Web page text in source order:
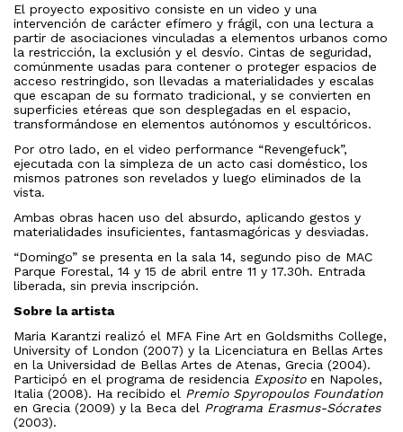
El proyecto expositivo consiste en un video y una
intervención de carácter efímero y frágil, con una lectura a
partir de asociaciones vinculadas a elementos urbanos como
la restricción, la exclusión y el desvío. Cintas de seguridad,
comúnmente usadas para contener o proteger espacios de
acceso restringido, son llevadas a materialidades y escalas
que escapan de su formato tradicional, y se convierten en
superficies etéreas que son desplegadas en el espacio,
transformándose en elementos autónomos y escultóricos.
Por otro lado, en el video performance “Revengefuck”,
ejecutada con la simpleza de un acto casi doméstico, los
mismos patrones son revelados y luego eliminados de la
vista.
Ambas obras hacen uso del absurdo, aplicando gestos y
materialidades insuficientes, fantasmagóricas y desviadas.
“Domingo” se presenta en la sala 14, segundo piso de MAC
Parque Forestal, 14 y 15 de abril entre 11 y 17.30h. Entrada
liberada, sin previa inscripción.
Sobre la artista
Maria Karantzi realizó el MFA Fine Art en Goldsmiths College,
University of London (2007) y la Licenciatura en Bellas Artes
en la Universidad de Bellas Artes de Atenas, Grecia (2004).
Participó en el programa de residencia Expositoen Napoles,
Italia (2008). Ha recibido el Premio Spyropoulos Foundation
en Grecia (2009) y la Beca del Programa Erasmus-Sócrates
(2003).